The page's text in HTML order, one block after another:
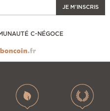
JE M'INSCRIS
C-NÉGOCE